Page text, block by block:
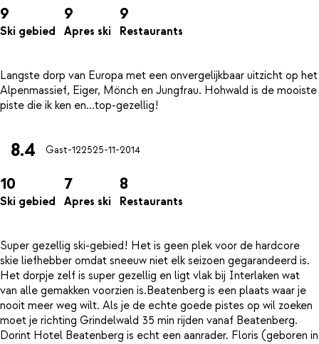
9
Ski gebied
9
Apres ski
9
Restaurants
Langste dorp van Europa met een onvergelijkbaar uitzicht op het
Alpenmassief, Eiger, Mönch en Jungfrau. Hohwald is de mooiste
8.4 Gast-122525-11-2014
10
Ski gebied
7
Apres ski
8
Restaurants
Super gezellig ski-gebied! Het is geen plek voor de hardcore
skie liefhebber omdat sneeuw niet elk seizoen gegarandeerd is.
Het dorpje zelf is super gezellig en ligt vlak bij Interlaken wat
van alle gemakken voorzien is.Beatenberg is een plaats waar je
nooit meer weg wilt. Als je de echte goede pistes op wil zoeken
moet je richting Grindelwald 35 min rijden vanaf Beatenberg.
Dorint Hotel Beatenberg is echt een aanrader. Floris (geboren in